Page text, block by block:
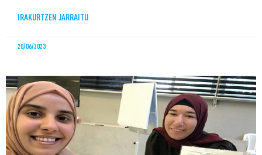
IRAKURTZEN JARRAITU
20/06/2023